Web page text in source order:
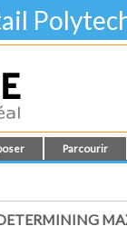
Parcourir